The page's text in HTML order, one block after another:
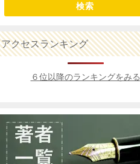
検索
アクセスランキング
６位以降のランキングをみる